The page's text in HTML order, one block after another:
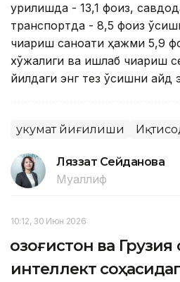
қурилишда - 13,1 фоиз,
транспортда - 8,5 фоиз
чиқариш саноати ҳажми 5,9
хўжалиги ва ишлаб чиқариш
йилдаги энг тез ўсишни қайд
Ҳукумат йиғилиши
Ляззат Сейданова
Муаллиф
10:12, 30 Июн 2026
Қозоғистон ва
интеллект